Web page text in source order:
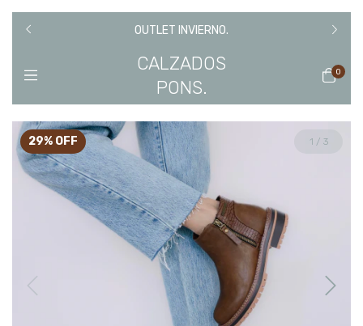
OUTLET INVIERNO.
CALZADOS
PONS.
0
29% OFF 1 / 3